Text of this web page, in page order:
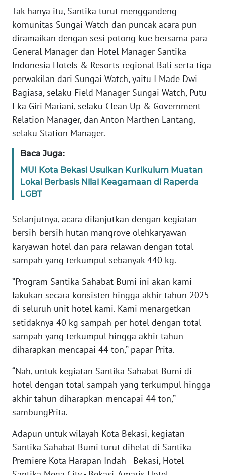
Tak hanya itu, Santika turut menggandeng
komunitas Sungai Watch dan puncak acara pun
diramaikan dengan sesi potong kue bersama para
General Manager dan Hotel Manager Santika
Indonesia Hotels & Resorts regional Bali serta tiga
perwakilan dari Sungai Watch, yaitu I Made Dwi
Bagiasa, selaku Field Manager Sungai Watch, Putu
Eka Giri Mariani, selaku Clean Up & Government
Relation Manager, dan Anton Marthen Lantang,
selaku Station Manager.
Baca Juga:
MUI Kota Bekasi Usulkan Kurikulum Muatan
Lokal Berbasis Nilai Keagamaan di Raperda
LGBT
Selanjutnya, acara dilanjutkan dengan kegiatan
bersih-bersih hutan mangrove olehkaryawan-
karyawan hotel dan para relawan dengan total
sampah yang terkumpul sebanyak 440 kg.
”Program Santika Sahabat Bumi ini akan kami
lakukan secara konsisten hingga akhir tahun 2025
di seluruh unit hotel kami. Kami menargetkan
setidaknya 40 kg sampah per hotel dengan total
sampah yang terkumpul hingga akhir tahun
diharapkan mencapai 44 ton,” papar Prita.
“Nah, untuk kegiatan Santika Sahabat Bumi di
hotel dengan total sampah yang terkumpul hingga
akhir tahun diharapkan mencapai 44 ton,”
sambungPrita.
Adapun untuk wilayah Kota Bekasi, kegiatan
Santika Sahabat Bumi turut dihelat di Santika
Premiere Kota Harapan Indah - Bekasi, Hotel
WN
SULBAR
WN
BABEL
WN
SUMBAR
SUMSEL
BENGKULU
WN
JATENG
NUSANTARA
WN
JOGJA
WN
WN
BALI
KALBAR
WN
KALTENG